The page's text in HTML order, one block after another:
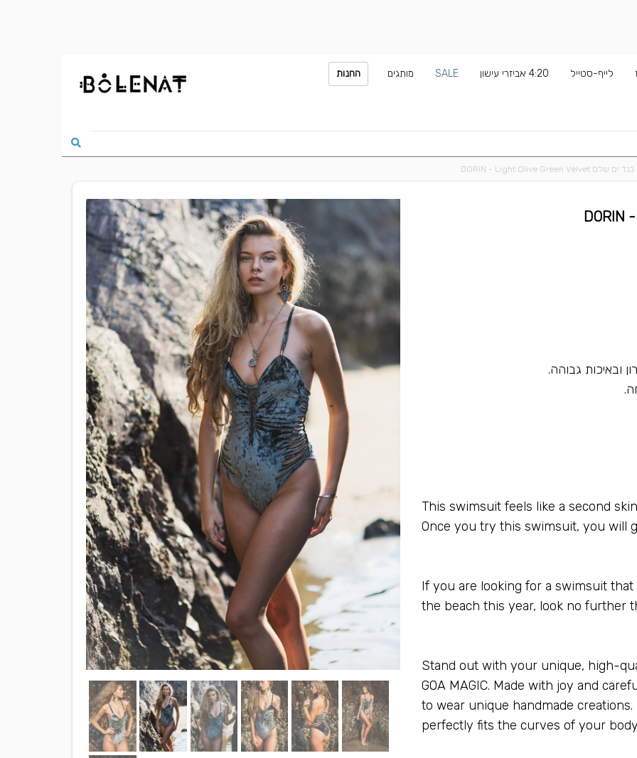
לייף-סטייל 4:20 אביזרי עישון SALE מותגים החנות
בגד ים שלם DORIN - Light Olive Green Velvet
ובאיכות גבוהה.
This swimsuit feels like a second
Once you try this swimsuit, you will
If you are looking for a swimsuit
the beach this year, look no further
Stand out with your unique, high-
GOA MAGIC. Made with joy and
to wear unique handmade
perfectly fits the curves of your